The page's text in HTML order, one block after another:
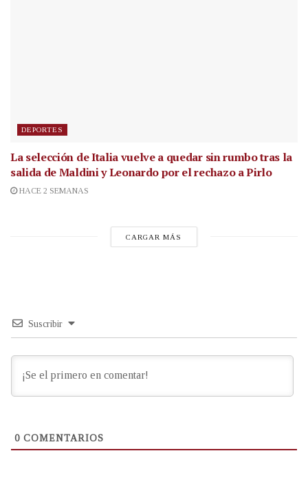
DEPORTES
La selección de Italia vuelve a quedar sin rumbo tras la
salida de Maldini y Leonardo por el rechazo a Pirlo
HACE 2 SEMANAS
CARGAR MÁS
Suscribir
0 COMENTARIOS